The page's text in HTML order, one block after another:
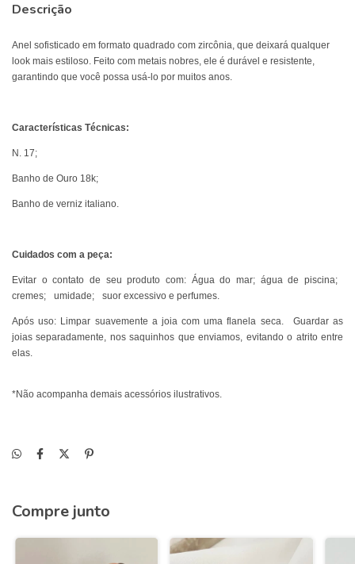
Descrição
Anel sofisticado em formato quadrado com zircônia, que deixará qualquer
look mais estiloso. Feito com metais nobres, ele é durável e resistente,
garantindo que você possa usá-lo por muitos anos.
Características Técnicas:
N. 17;
Banho de Ouro 18k;
Banho de verniz italiano.
Cuidados com a peça:
Evitar o contato de seu produto com: Água do mar; água de piscina;
cremes; umidade; suor excessivo e perfumes.
Após uso: Limpar suavemente a joia com uma flanela seca. Guardar as
joias separadamente, nos saquinhos que enviamos, evitando o atrito entre
elas.
*Não acompanha demais acessórios ilustrativos.
Compre junto